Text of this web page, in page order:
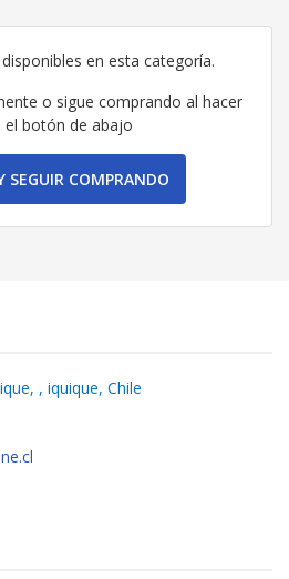
en esta categoría.
o sigue comprando al hacer
el botón de abajo
SEGUIR COMPRANDO
, iquique, Chile